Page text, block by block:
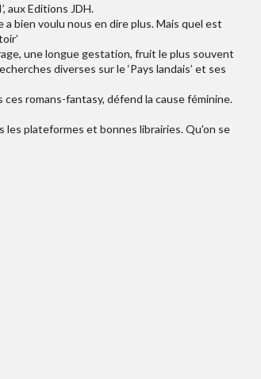
aux Editions JDH.
bien voulu nous en dire plus. Mais quel est
une longue gestation, fruit le plus souvent
diverses sur le ‘Pays landais’ et ses
romans-fantasy, défend la cause féminine.
les plateformes et bonnes librairies. Qu'on se